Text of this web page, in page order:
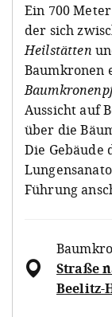
Ein 700
der sich
Heilstätten
Baumkronen
Aussicht auf
über die
Die Gebäude
Führung
Straße
Beelitz-